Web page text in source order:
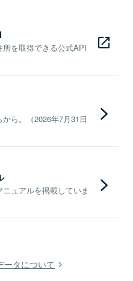
を取得できる公式API
ら。（2026年7月31日
ュアルを掲載していま
ータについて